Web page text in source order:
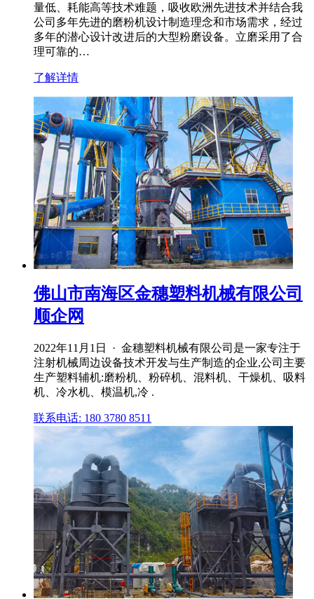
量低、耗能高等技术难题，吸收欧洲先进技术并结合我
公司多年先进的磨粉机设计制造理念和市场需求，经过
多年的潜心设计改进后的大型粉磨设备。立磨采用了合
理可靠的…
了解详情
佛山市南海区金穗塑料机械有限公司
顺企网
2022年11月1日 · 金穗塑料机械有限公司是一家专注于
注射机械周边设备技术开发与生产制造的企业,公司主要
生产塑料辅机:磨粉机、粉碎机、混料机、干燥机、吸料
机、冷水机、模温机,冷 .
联系电话: 180 3780 8511